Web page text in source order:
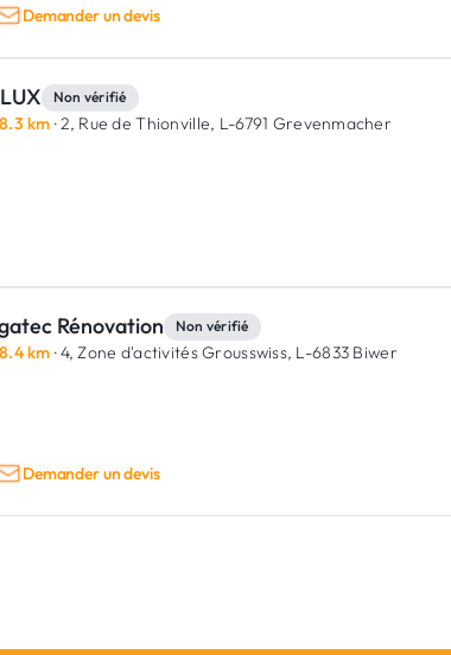
Demander un devis
Non vérifié
8.3 km · 2, Rue de Thionville, L-6791 Grevenmacher
Rénovation Non vérifié
8.4 km · 4, Zone d'activités Grousswiss, L-6833 Biwer
Demander un devis